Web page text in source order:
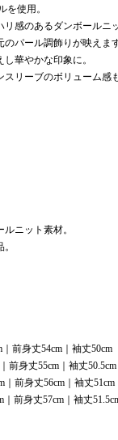
を使用。
リ感のあるダンボールニ
パール調飾りが映えます
華やかな印象に。
スリーブのボリューム感
ニット素材。
前身丈54cm｜袖丈50cm
前身丈55cm｜袖丈50.5cm
｜前身丈56cm｜袖丈51cm
前身丈57cm｜袖丈